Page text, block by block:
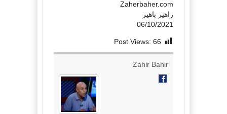
Zaherbaher.com
زاهیر باهیر
06/10/2021
Post Views: 66
Zahir Bahir